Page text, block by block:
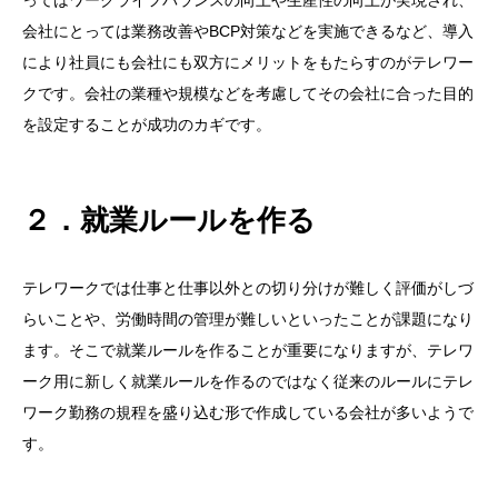
会社にとっては業務改善やBCP対策などを実施できるなど、導入
により社員にも会社にも双方にメリットをもたらすのがテレワー
クです。会社の業種や規模などを考慮してその会社に合った目的
を設定することが成功のカギです。
２．就業ルールを作る
テレワークでは仕事と仕事以外との切り分けが難しく評価がしづ
らいことや、労働時間の管理が難しいといったことが課題になり
ます。そこで就業ルールを作ることが重要になりますが、テレワ
ーク用に新しく就業ルールを作るのではなく従来のルールにテレ
ワーク勤務の規程を盛り込む形で作成している会社が多いようで
す。